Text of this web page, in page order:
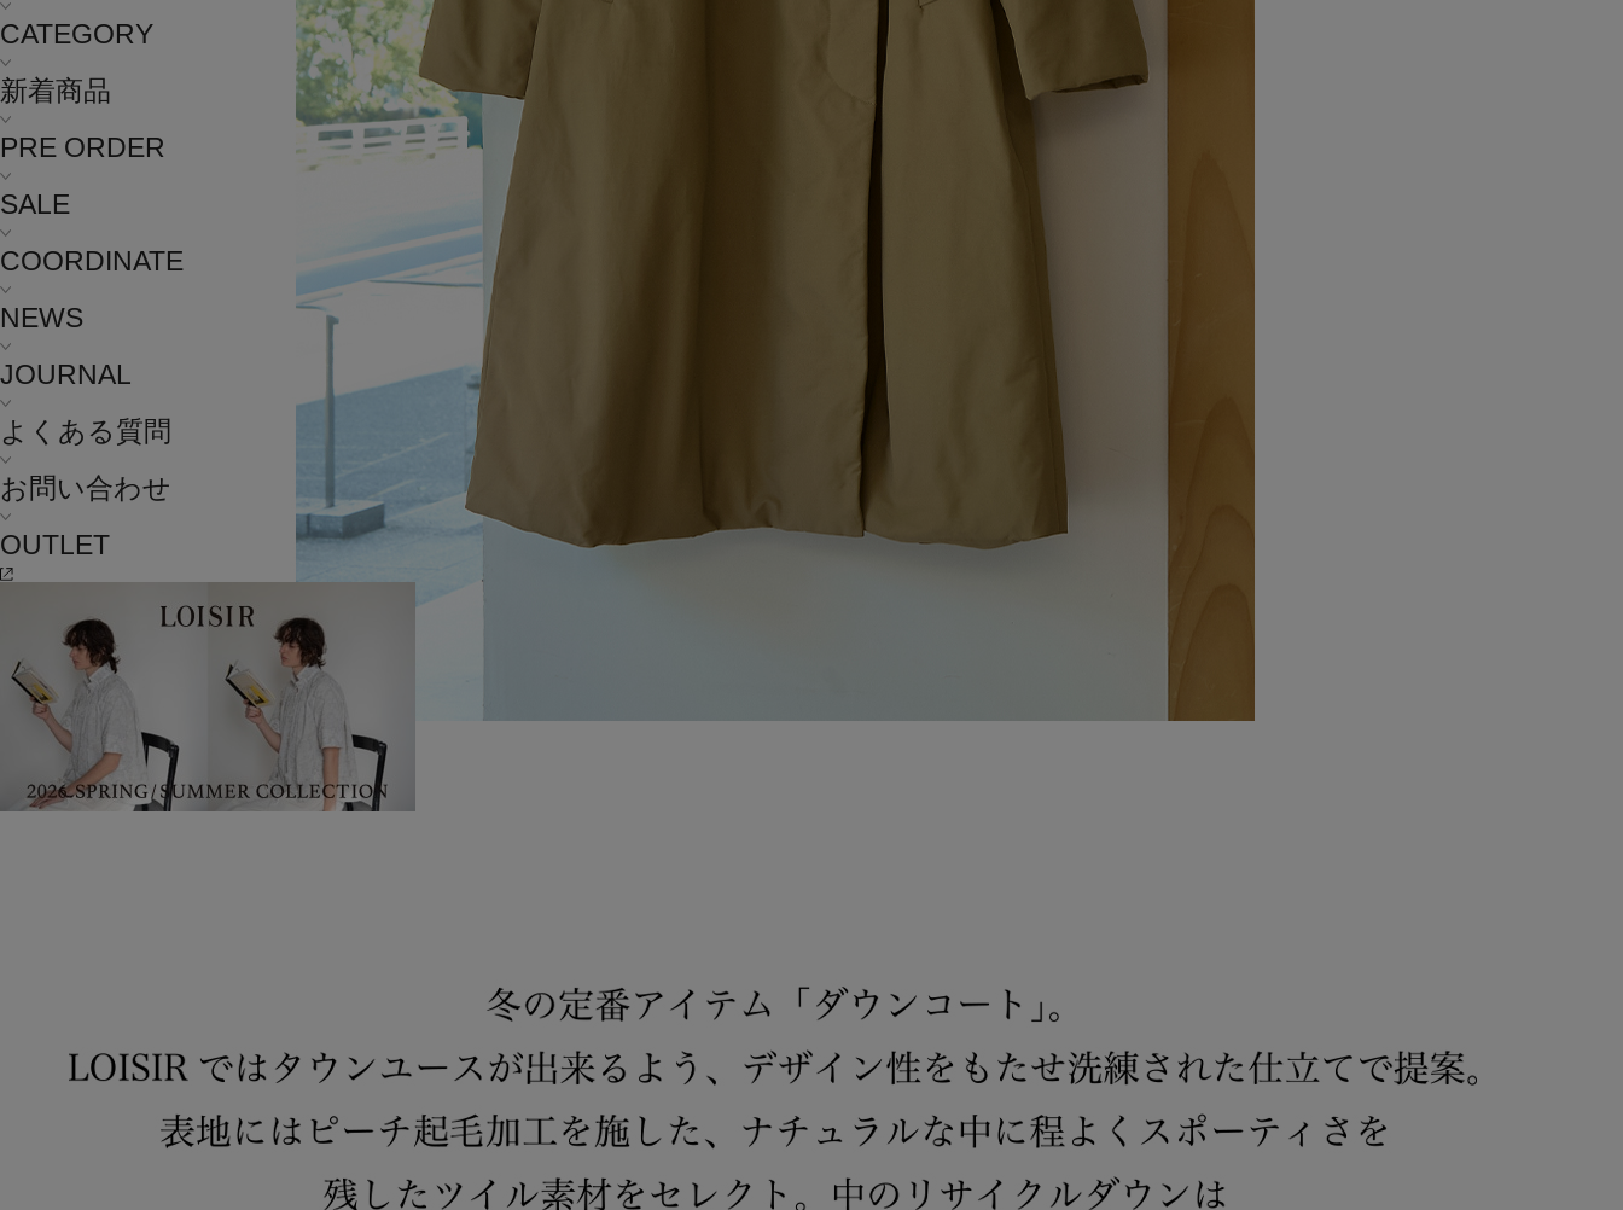
CATEGORY
新着商品
PRE ORDER
SALE
COORDINATE
NEWS
JOURNAL
よくある質問
お問い合わせ
OUTLET